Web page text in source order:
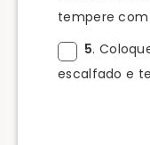
tempere
5.
escalfado e